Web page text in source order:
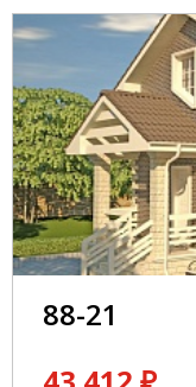
88-21